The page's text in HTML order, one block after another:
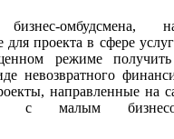
омбудсмена,
для проекта в сфере
режиме получить
невозвратного
направленные на
с малым